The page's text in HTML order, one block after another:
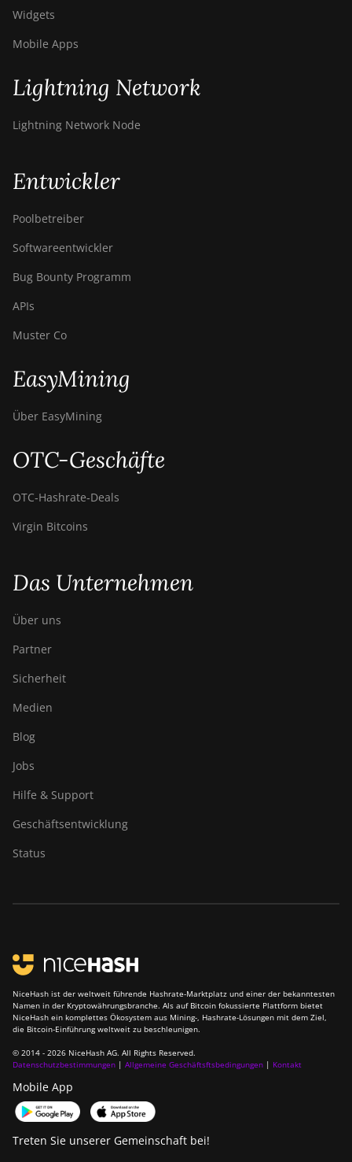
Widgets
Mobile Apps
Lightning Network
Lightning Network Node
Entwickler
Poolbetreiber
Softwareentwickler
Bug Bounty Programm
APIs
Muster Co
EasyMining
Über EasyMining
OTC-Geschäfte
OTC‑Hashrate‑Deals
Virgin Bitcoins
Das Unternehmen
Über uns
Partner
Sicherheit
Medien
Blog
Jobs
Hilfe & Support
Geschäftsentwicklung
Status
NiceHash ist der weltweit führende Hashrate-Marktplatz und einer der bekanntesten
Namen in der Kryptowährungsbranche. Als auf Bitcoin fokussierte Plattform bietet
NiceHash ein komplettes Ökosystem aus Mining-, Hashrate-Lösungen mit dem Ziel,
die Bitcoin-Einführung weltweit zu beschleunigen.
© 2014 - 2026 NiceHash AG. All Rights Reserved.
Datenschutzbestimmungen | Allgemeine Geschäftsftsbedingungen | Kontakt
Mobile App
Treten Sie unserer Gemeinschaft bei!